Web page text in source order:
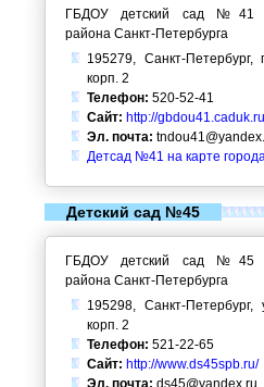
ГБДОУ детский сад №41
района Санкт-Петербурга
195279, Санкт-
корп. 2
Телефон: 520-52-41
Сайт: http://
Эл. почта:
Детсад №41 на карте
Детский сад №45
ГБДОУ детский сад №45
района Санкт-Петербурга
195298, Санкт-
корп. 2
Телефон: 521-22-65
Сайт: http://www.ds45spb.ru/
Эл. почта: ds45@yandex.ru